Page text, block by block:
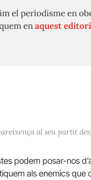
el periodisme en
enaquest
al seu partit
podem posar-nos
als enemics